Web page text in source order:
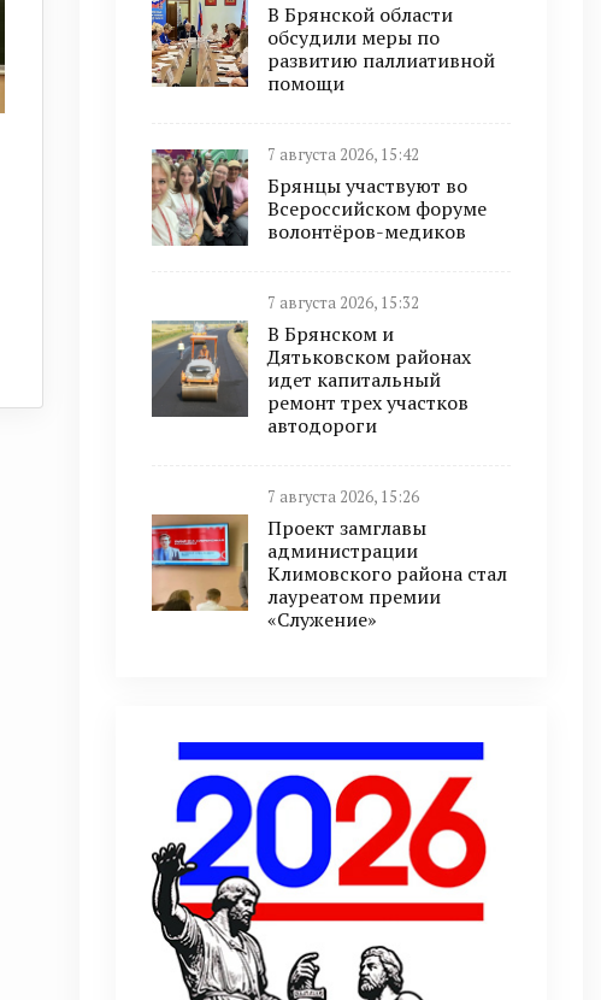
В Брянской области
обсудили меры по
развитию паллиативной
помощи
7 августа 2026, 15:42
Брянцы участвуют во
Всероссийском форуме
волонтёров-медиков
7 августа 2026, 15:32
В Брянском и
Дятьковском районах
идет капитальный
ремонт трех участков
автодороги
7 августа 2026, 15:26
Проект замглавы
администрации
Климовского района стал
лауреатом премии
«Служение»